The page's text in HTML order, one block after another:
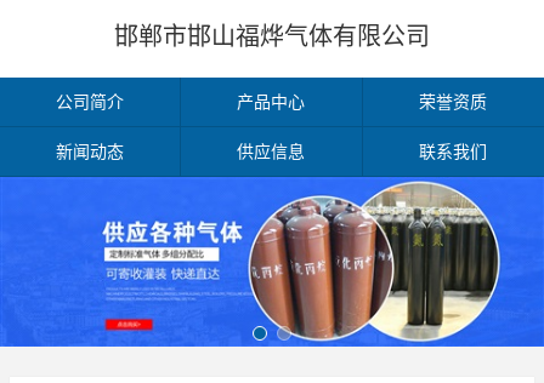
邯郸市邯山福烨气体有限公司
公司简介 产品中心 荣誉资质
新闻动态 供应信息 联系我们